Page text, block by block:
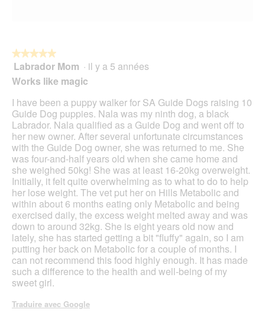
★★★★★
★★★★★
5
5
étoiles.
Labrador Mom · il y a 5 années
Works like magic
I have been a puppy walker for SA Guide Dogs raising 10
Guide Dog puppies. Nala was my ninth dog, a black
Labrador. Nala qualified as a Guide Dog and went off to
her new owner. After several unfortunate circumstances
with the Guide Dog owner, she was returned to me. She
was four-and-half years old when she came home and
she weighed 50kg! She was at least 16-20kg overweight.
Initially, it felt quite overwhelming as to what to do to help
her lose weight. The vet put her on Hills Metabolic and
within about 6 months eating only Metabolic and being
exercised daily, the excess weight melted away and was
down to around 32kg. She is eight years old now and
lately, she has started getting a bit "fluffy" again, so I am
putting her back on Metabolic for a couple of months. I
can not recommend this food highly enough. It has made
such a difference to the health and well-being of my
sweet girl.
Traduire avec Google